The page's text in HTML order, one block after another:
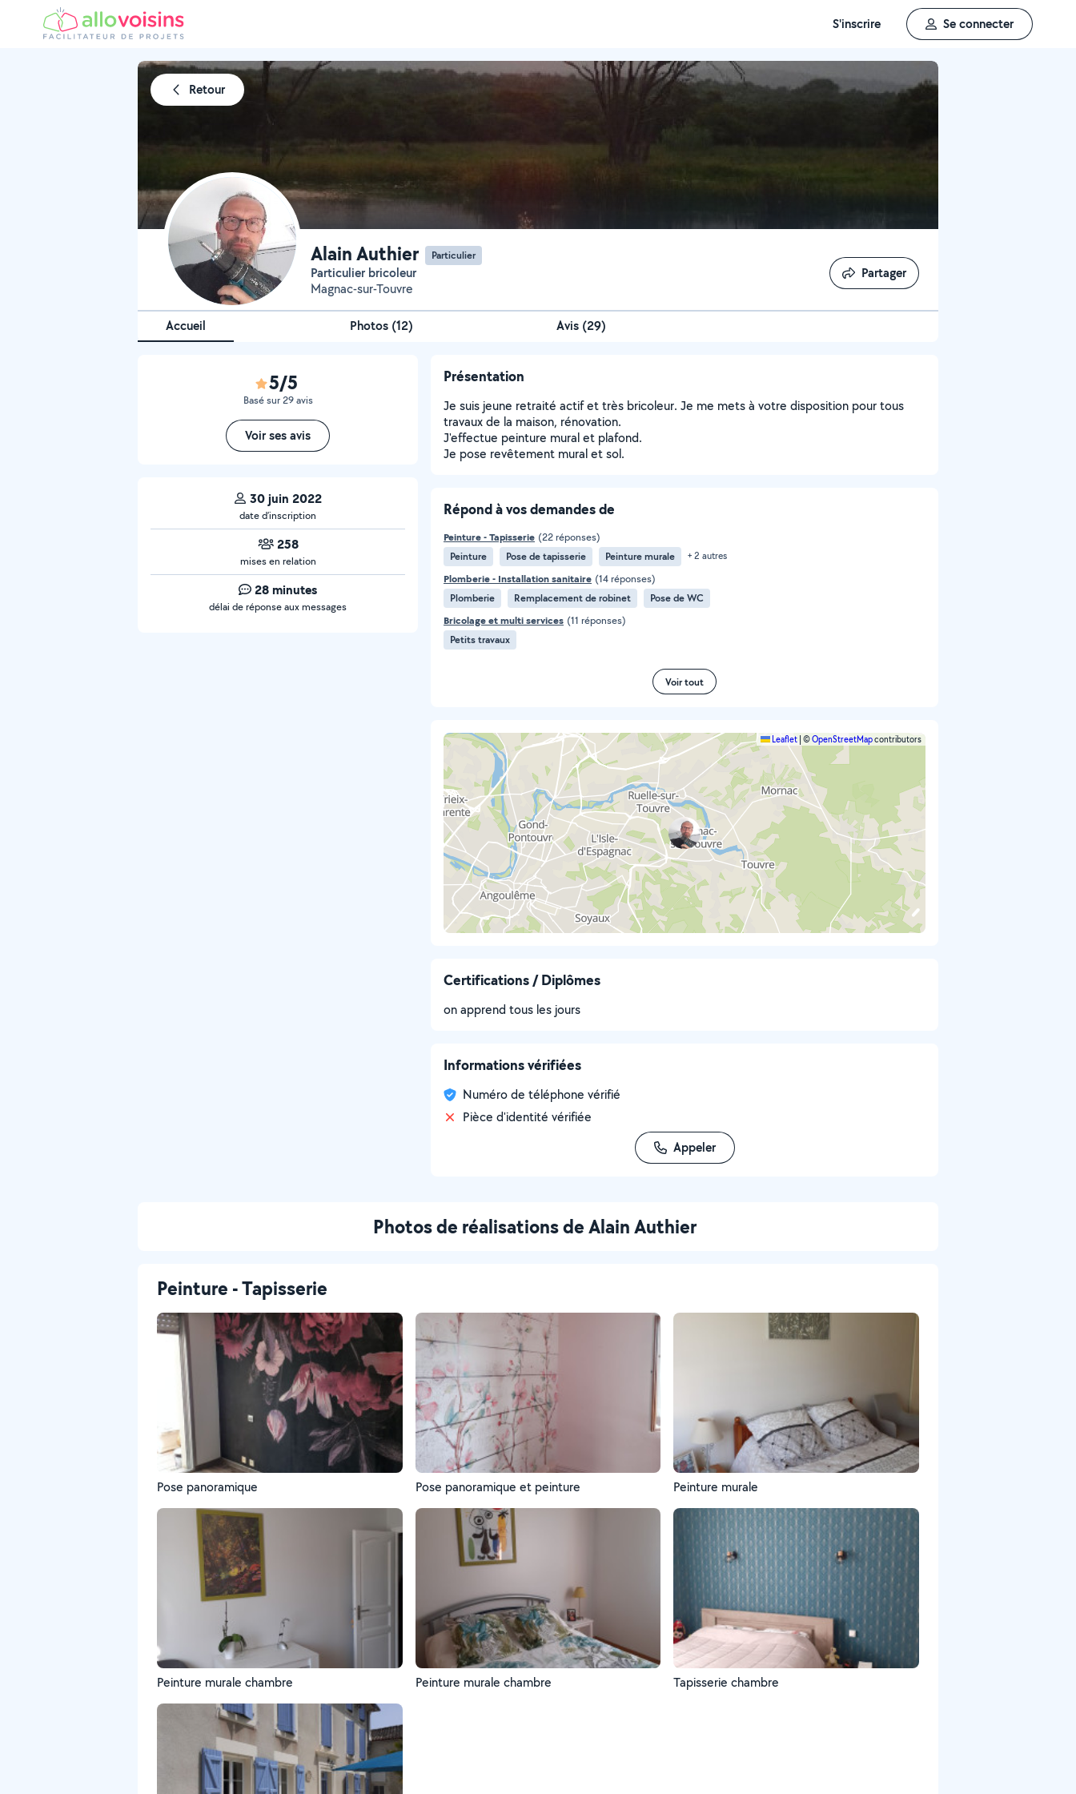
S'inscrire Se connecter
Retour
Alain Authier Particulier
Particulier bricoleur
Magnac-sur-Touvre
Partager
Partager
Accueil Photos (12) Avis (29)
5/5
Basé sur 29 avis
Voir ses avis
30 juin 2022
date d’inscription
258
mises en relation
28 minutes
délai de réponse aux messages
Présentation
Je suis jeune retraité actif et très bricoleur. Je me mets à votre disposition pour tous
travaux de la maison, rénovation.
J'effectue peinture mural et plafond.
Je pose revêtement mural et sol.
Répond à vos demandes de
Peinture - Tapisserie (22 réponses)
Peinture
Pose de tapisserie Peinture murale + 2 autres
Plomberie - Installation sanitaire (14 réponses)
Plomberie
Remplacement de robinet
Pose de WC
Bricolage et multi services (11 réponses)
Petits travaux
Voir tout
Leaflet ©OpenStreetMapcontributors
Certifications / Diplômes
on apprend tous les jours
Informations vérifiées
Numéro de téléphone vérifié
Pièce d'identité vérifiée
Appeler
Photos de réalisations de Alain Authier
Peinture - Tapisserie
Pose panoramique Pose panoramique et peinture Peinture murale
Peinture murale chambre Peinture murale chambre Tapisserie chambre